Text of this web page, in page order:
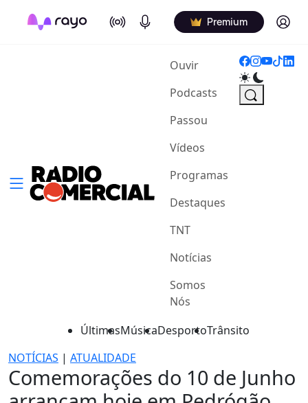
On Air Podcasts Premium Log in
Ouvir(current)
Podcasts
Passou
Vídeos
Programas
Destaques
TNT
Notícias
Somos
Nós
ÚltimasMúsicaDesportoTrânsito
NOTÍCIAS | ATUALIDADE
Comemorações do 10 de Junho